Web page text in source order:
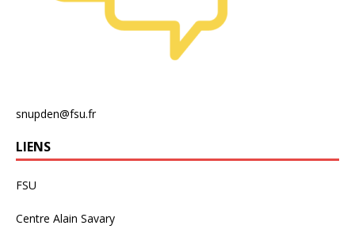
snupden@fsu.fr
LIENS
FSU
Centre Alain Savary